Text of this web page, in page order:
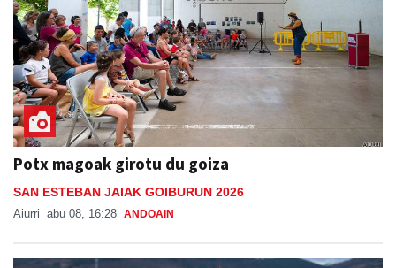
Potx magoak girotu du goiza
SAN ESTEBAN JAIAK GOIBURUN 2026
Aiurri abu 08, 16:28 ANDOAIN